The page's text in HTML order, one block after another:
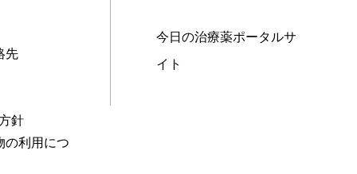
先
針
の利用につ
今日の治療薬ポータルサ
イト